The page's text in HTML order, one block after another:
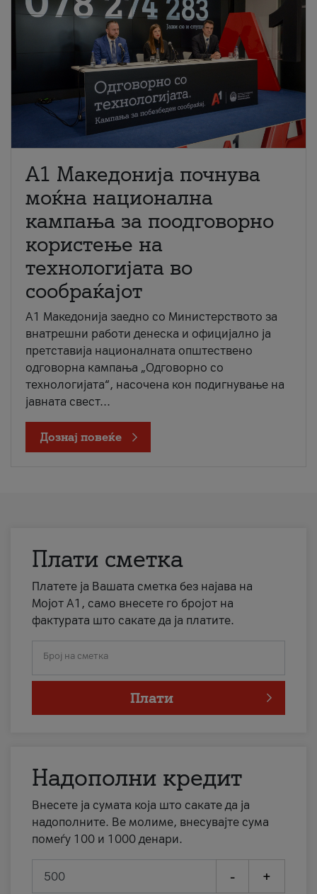
A1 Македонија почнува
моќна национална
кампања за поодговорно
користење на
технологијата во
сообраќајот
A1 Македонија заедно со Министерството за
внатрешни работи денеска и официјално ја
претставија националната општествено
одговорна кампања „Одговорно со
технологијата“, насочена кон подигнување на
јавната свест...
Дознај повеќе
Плати сметка
Платете ја Вашата сметка без најава на
Мојот А1, само внесете го бројот на
фактурата што сакате да ја платите.
Број на сметка
Плати
Надополни кредит
Внесете ја сумата која што сакате да ја
надополните. Ве молиме, внесувајте сума
помеѓу 100 и 1000 денари.
- +